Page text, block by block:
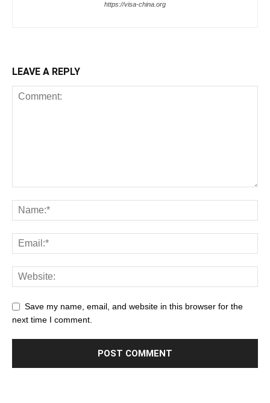
https://visa-china.org
LEAVE A REPLY
Save my name, email, and website in this browser for the
next time I comment.